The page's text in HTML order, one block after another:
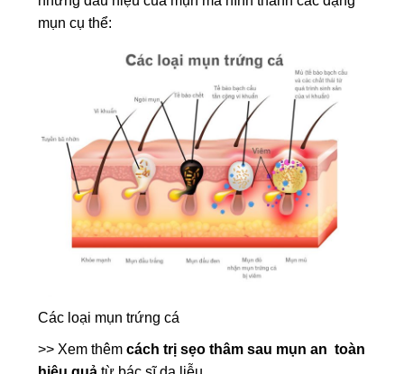
mụn cụ thể:
Các loại mụn trứng cá
>> Xem thêmcách trị sẹo thâm sau mụn an toàn